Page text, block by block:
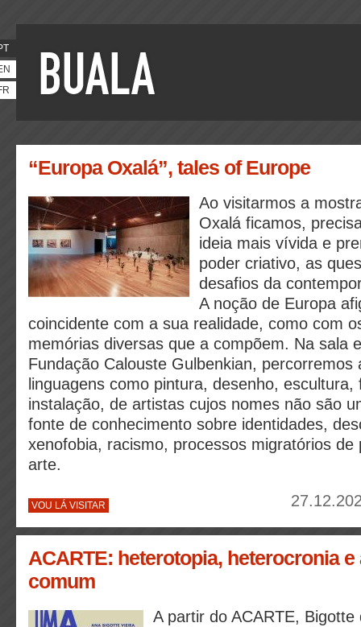
“Europa Oxalá”, tales of Europe
Ao visitarmos a
Oxalá ficamos,
ideia mais vívida e
poder criativo, as
desafios da
A noção de Europa
coincidente com a sua realidade, como com
memórias diversas que a compõem. Na sala
Fundação Calouste Gulbenkian, percorremos
linguagens como pintura, desenho,
instalação, de artistas cujos nomes não são
fonte de conhecimento sobre identidades,
xenofobia, racismo, processos migratórios de
arte.
VOU LÁ VISITAR
ACARTE: heterotopia, heterocronia
comum
A partir do ACARTE, Bigotte